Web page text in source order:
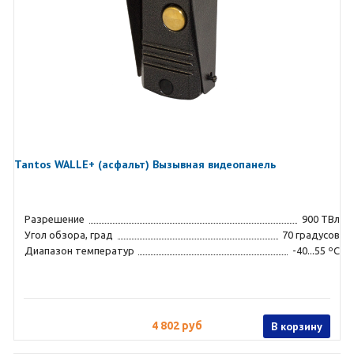
Tantos WALLE+ (асфальт) Вызывная видеопанель
Разрешение
900 ТВл
Угол обзора, град
70 градусов
Диапазон температур
-40...55 ºC
4 802 руб В корзину